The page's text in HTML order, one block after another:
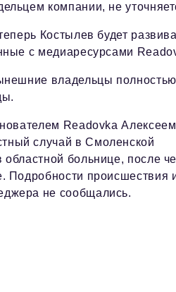
компании, не
Костылев будет
с медиаресурсами
владельцы полностью
Readovka Алексеем
случай в Смоленской
больнице, после
Подробности происшествия
не сообщались.